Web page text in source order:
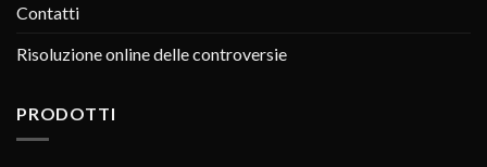
Contatti
Risoluzione online delle controversie
PRODOTTI